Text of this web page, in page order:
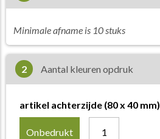
Minimale afname is 10 stuks
2 Aantal kleuren opdruk
artikel achterzijde (80 x 40 mm)
Onbedrukt 1